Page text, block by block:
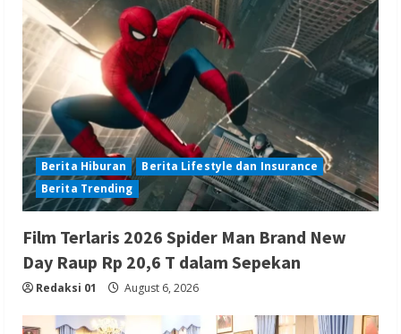
Berita Hiburan
Berita Lifestyle dan Insurance
Berita Trending
Film Terlaris 2026 Spider Man Brand New
Day Raup Rp 20,6 T dalam Sepekan
Redaksi 01 August 6, 2026